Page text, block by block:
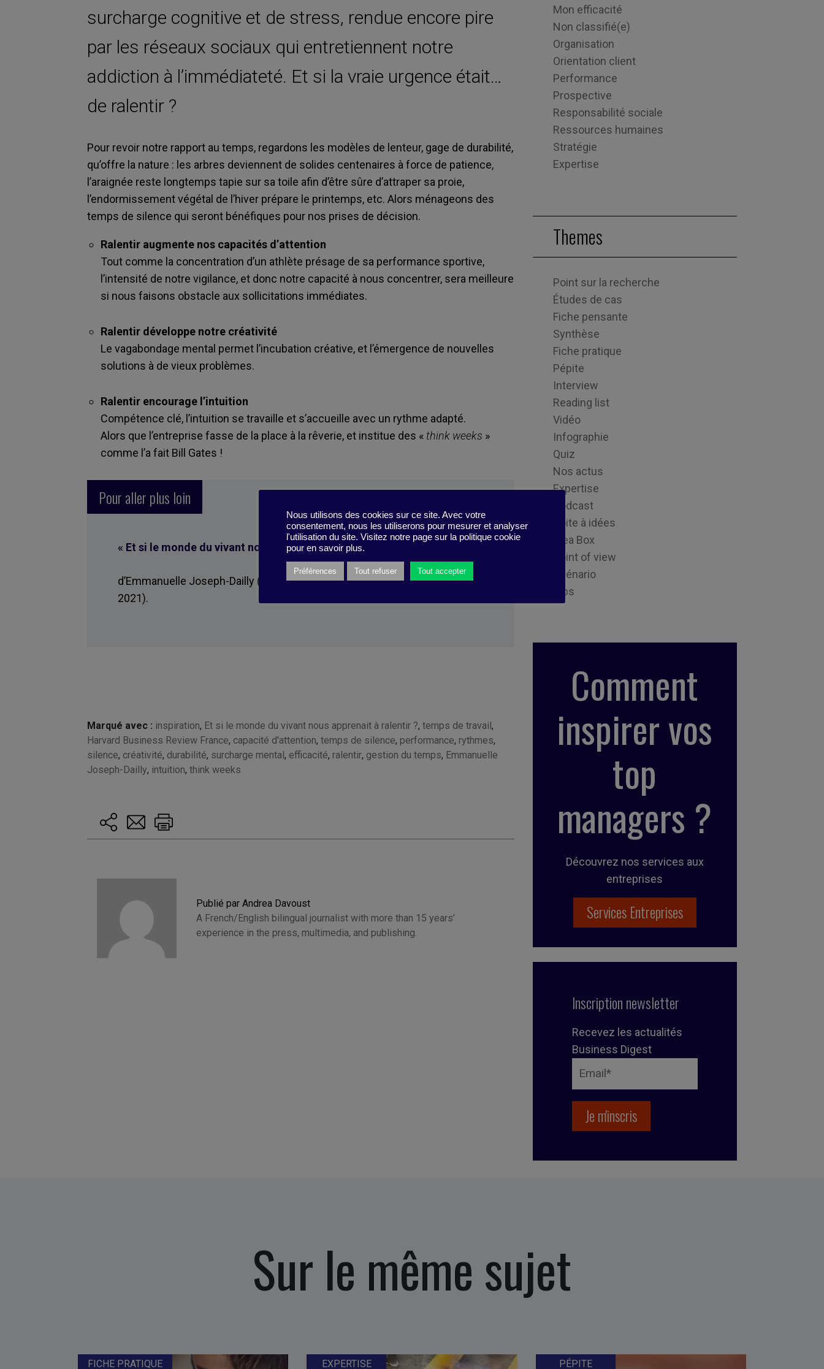
surcharge cognitive et de stress, rendue encore pire
par les réseaux sociaux qui entretiennent notre
addiction à l’immédiateté. Et si la vraie urgence était…
de ralentir ?
Pour revoir notre rapport au temps, regardons les modèles de lenteur, gage de durabilité,
qu’offre la nature : les arbres deviennent de solides centenaires à force de patience,
l’araignée reste longtemps tapie sur sa toile afin d’être sûre d’attraper sa proie,
l’endormissement végétal de l’hiver prépare le printemps, etc. Alors ménageons des
temps de silence qui seront bénéfiques pour nos prises de décision.
Ralentir augmente nos capacités d’attention
Tout comme la concentration d’un athlète présage de sa performance sportive,
l’intensité de notre vigilance, et donc notre capacité à nous concentrer, sera meilleure
si nous faisons obstacle aux sollicitations immédiates.
Ralentir développe notre créativité
Le vagabondage mental permet l’incubation créative, et l’émergence de nouvelles
solutions à de vieux problèmes.
Ralentir encourage l’intuition
Compétence clé, l’intuition se travaille et s’accueille avec un rythme adapté.
Alors que l’entreprise fasse de la place à la rêverie, et institue des « think weeks »
comme l’a fait Bill Gates !
Pour aller plus loin
« Et si le monde du vivant nous apprenait à ralentir? »
d’Emmanuelle Joseph-Dailly ( Harvard Business Review France, 08 octobre
2021).
Marqué avec : inspiration, Et si le monde du vivant nous apprenait à ralentir ?, temps de travail ,
Harvard Business Review France, capacité d'attention, temps de silence, performance, rythmes,
silence, créativité, durabilité, surcharge mental , efficacité, ralentir, gestion du temps, Emmanuelle
Joseph-Dailly, intuition, think weeks
Publié par Andrea Davoust
A French/English bilingual journalist with more than 15 years’
experience in the press, multimedia, and publishing.
Mon efficacité
Non classifié(e)
Organisation
Orientation client
Performance
Prospective
Responsabilité sociale
Ressources humaines
Stratégie
Expertise
Themes
Point sur la recherche
Études de cas
Fiche pensante
Synthèse
Fiche pratique
Pépite
Interview
Reading list
Vidéo
Infographie
Quiz
Nos actus
Expertise
Podcast
Boite à idées
Idea Box
Point of view
Scénario
Tips
Comment
inspirer vos
top
managers ?
Découvrez nos services aux
entreprises
Services Entreprises
Inscription newsletter
Recevez les actualités
Business Digest
Sur le même sujet
FICHE PRATIQUE EXPERTISE PÉPITE
Nous utilisons des cookies sur ce site. Avec votre
consentement, nous les utiliserons pour mesurer et analyser
l'utilisation du site. Visitez notre page sur la politique cookie
pour en savoir plus.
Préférences Tout refuser Tout accepter